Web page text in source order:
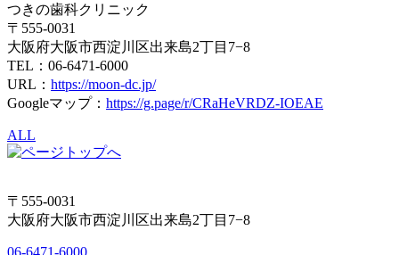
つきの歯科クリニック
〒555-0031
大阪府大阪市西淀川区出来島2丁目7−8
TEL：06-6471-6000
URL： https://moon-dc.jp/
Googleマップ： https://g.page/r/CRaHeVRDZ-IOEAE
ALL
〒555-0031
大阪府大阪市西淀川区出来島2丁目7−8
06-6471-6000